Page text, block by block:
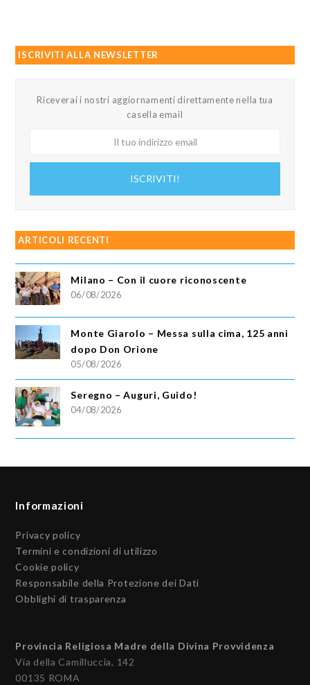
ISCRIVITI ALLA NEWSLETTER
Riceverai i nostri aggiornamenti direttamente nella tua
casella email
ISCRIVITI!
ARTICOLI RECENTI
Milano – Con il cuore riconoscente
06/08/2026
Monte Giarolo – Messa sulla cima, 125 anni
dopo Don Orione
05/08/2026
Seregno – Auguri, Guido!
04/08/2026
Informazioni
Privacy policy
Termini e condizioni di utilizzo
Cookie policy
Responsabile della Protezione dei Dati
Obblighi di trasparenza
Provincia Religiosa Madre della Divina Provvidenza
Via della Camilluccia, 142
00135 ROMA